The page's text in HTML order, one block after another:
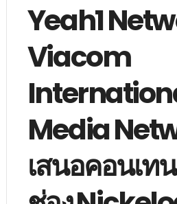
Yeah1
Viacom
Media
เสนอคอนเท